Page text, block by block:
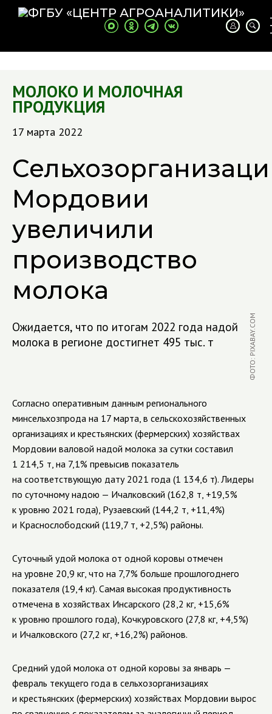
МОЛОКО И МОЛОЧНАЯ
ПРОДУКЦИЯ
17 марта 2022
Мордовии
увеличили
производство
молока
Ожидается, что по итогам 2022 года надой
молока в регионе достигнет 495 тыс. т
ФОТО: PIXABAY.COM
Согласно оперативным данным регионального
минсельхозпрода на 17 марта, в сельскохозяйственных
организациях и крестьянских (фермерских) хозяйствах
Мордовии валовой надой молока за сутки составил
1 214,5 т, на 7,1% превысив показатель
на соответствующую дату 2021 года (1 134,6 т). Лидеры
по суточному надою — Ичалковский (162,8 т, +19,5%
к уровню 2021 года), Рузаевский (144,2 т, +11,4%)
и Краснослободский (119,7 т, +2,5%) районы.
Суточный удой молока от одной коровы отмечен
на уровне 20,9 кг, что на 7,7% больше прошлогоднего
показателя (19,4 кг). Самая высокая продуктивность
отмечена в хозяйствах Инсарского (28,2 кг, +15,6%
к уровню прошлого года), Кочкуровского (27,8 кг, +4,5%)
и Ичалковского (27,2 кг, +16,2%) районов.
Средний удой молока от одной коровы за январь —
февраль текущего года в сельхозорганизациях
и крестьянских (фермерских) хозяйствах Мордовии вырос